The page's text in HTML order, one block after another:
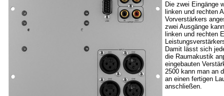
Die zwei Eingänge
linken und rechten
Vorverstärkers
zwei Ausgänge
linken und rechten
Damit lässt sich
die Raumakustik
eingebauten
2500 kann man an
an einen fertigen
anschließen.